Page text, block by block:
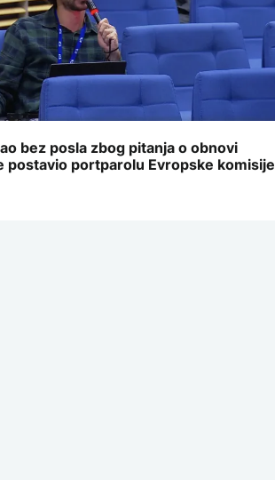
bez posla zbog pitanja o obnovi
postavio portparolu Evropske komisije